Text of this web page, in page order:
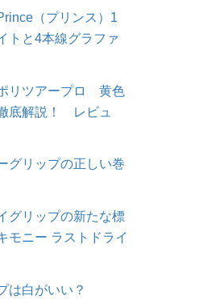
（プリンス）1
トと4本線グラファ
リツアープロ 黄色
底解説！ レビュ
リップの正しい巻
グリップの新たな標
ニー ラストドライ
は白がいい？